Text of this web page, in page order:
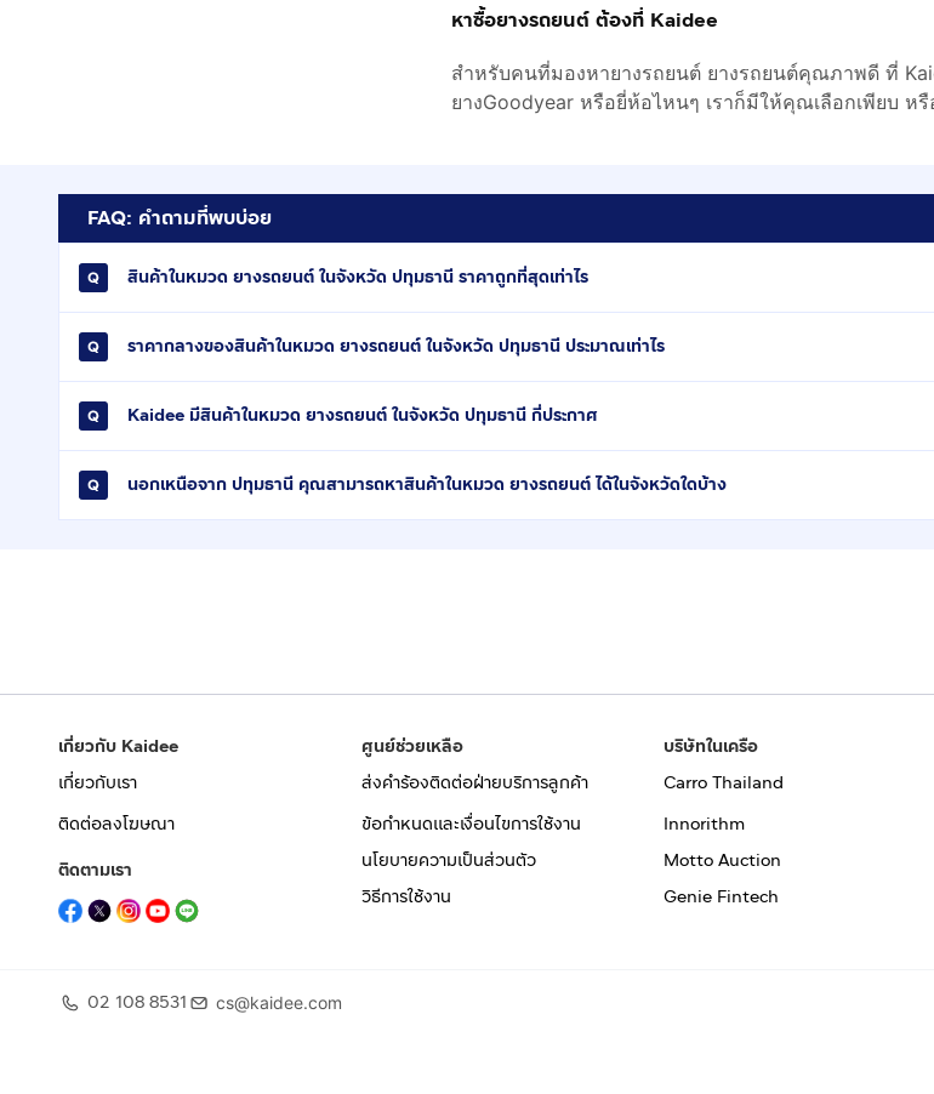
หาซื้อยางรถยนต์ ต้องที่ Kaidee
สำหรับคนที่มองหายางรถยนต์ ยางรถยนต์คุณภาพดี ที่
ยางGoodyear หรือยี่ห้อไหนๆ เราก็มีให้คุณเลือกเพียบ
FAQ: คำถามที่พบบ่อย
สินค้าในหมวด ยางรถยนต์ ในจังหวัด ปทุมธานี ราคาถูกที่สุดเท่าไร
ราคากลางของสินค้าในหมวด ยางรถยนต์ ในจังหวัด ปทุมธานี ประมาณเท่าไร
Kaidee มีสินค้าในหมวด ยางรถยนต์ ในจังหวัด ปทุมธานี กี่ประกาศ
นอกเหนือจาก ปทุมธานี คุณสามารถหาสินค้าในหมวด ยางรถยนต์ ได้ในจังหวัดใดบ้าง
เกี่ยวกับ Kaidee
เกี่ยวกับเรา
ติดต่อลงโฆษณา
ติดตามเรา
ศูนย์ช่วยเหลือ
ส่งคำร้องติดต่อฝ่ายบริการลูกค้า
ข้อกำหนดและเงื่อนไขการใช้งาน
นโยบายความเป็นส่วนตัว
วิธีการใช้งาน
บริษัทในเครือ
Carro Thailand
Innorithm
Motto Auction
Genie Fintech
02 108 8531 cs@kaidee.com